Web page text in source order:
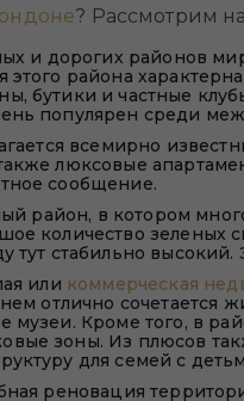
? Рассмотрим
и дорогих районов
района
бутики и частные
популярен среди
всемирно
люксовые
сообщение.
район, в котором
количество зеленых
тут стабильно
или коммерческая
отлично сочетается
музеи. Кроме того, в
зоны. Из плюсов
для семей с
реновация